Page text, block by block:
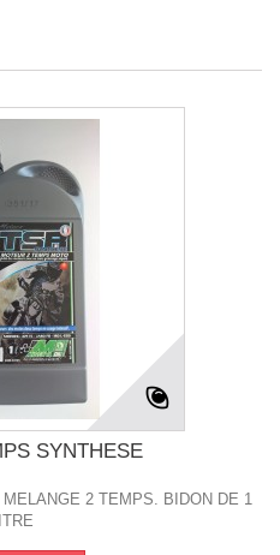
SYNTHESE
2 TEMPS. BIDON DE 1